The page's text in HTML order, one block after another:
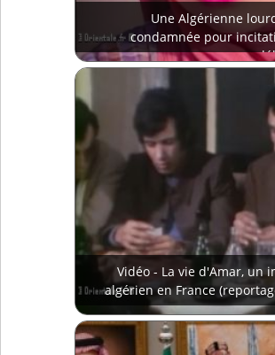
Une Algérienne
condamnée pour
Vidéo - La vie d'Amar, un
algérien en France